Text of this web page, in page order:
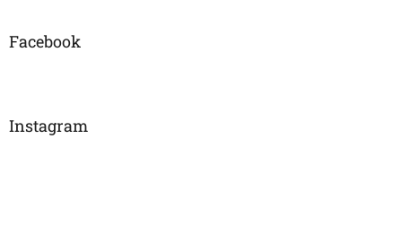
Facebook
Instagram